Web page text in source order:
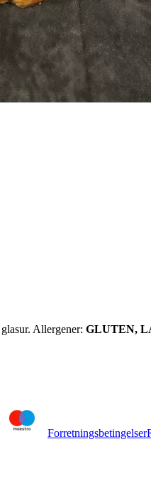
Allergener: GLUTEN,
Forretningsbetingelser